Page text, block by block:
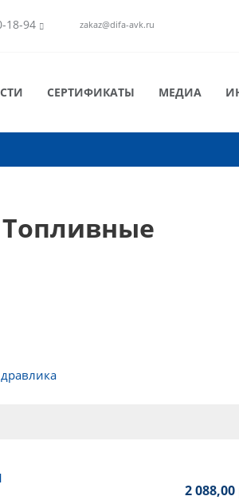
18-94 zakaz@difa-avk.ru
СЕРТИФИКАТЫ МЕДИА
2 088,00